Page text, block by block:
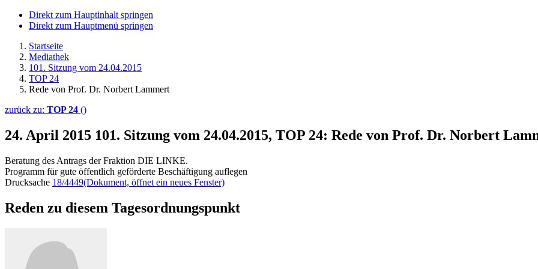
Direkt zum Hauptinhalt springen
Direkt zum Hauptmenü springen
Startseite
Mediathek
101. Sitzung vom 24.04.2015
TOP 24
Rede von Prof. Dr. Norbert Lammert
zurück zu: TOP 24 ()
24. April 2015 101. Sitzung vom 24.04.2015, TOP 24: Rede von Prof. Dr. Norbert
Beratung des Antrags der Fraktion DIE LINKE.
Programm für gute öffentlich geförderte Beschäftigung auflegen
Drucksache 18/4449(Dokument, öffnet ein neues Fenster)
Reden zu diesem Tagesordnungspunkt